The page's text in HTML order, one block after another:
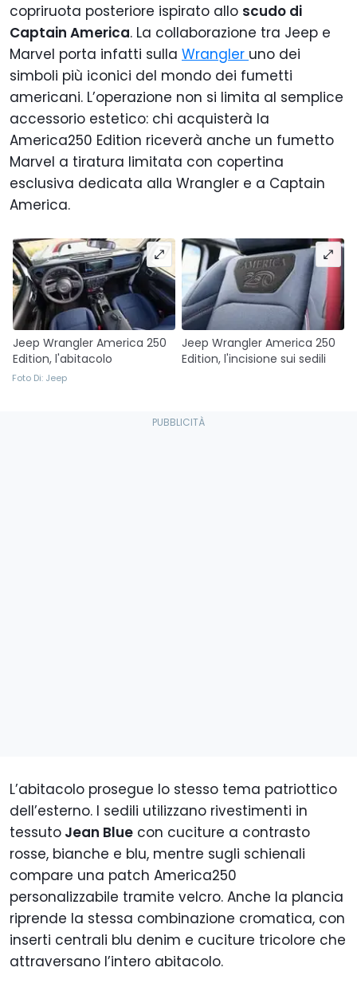
copriruota posteriore ispirato allo scudo di
Captain America. La collaborazione tra Jeep e
Marvel porta infatti sulla Wrangler uno dei
simboli più iconici del mondo dei fumetti
americani. L’operazione non si limita al semplice
accessorio estetico: chi acquisterà la
America250 Edition riceverà anche un fumetto
Marvel a tiratura limitata con copertina
esclusiva dedicata alla Wrangler e a Captain
America.
Jeep Wrangler America 250
Edition, l'abitacolo
Jeep Wrangler America 250
Edition, l'incisione sui sedili
Foto Di: Jeep
L’abitacolo prosegue lo stesso tema patriottico
dell’esterno. I sedili utilizzano rivestimenti in
tessuto Jean Blue con cuciture a contrasto
rosse, bianche e blu, mentre sugli schienali
compare una patch America250
personalizzabile tramite velcro. Anche la plancia
riprende la stessa combinazione cromatica, con
inserti centrali blu denim e cuciture tricolore che
attraversano l’intero abitacolo.